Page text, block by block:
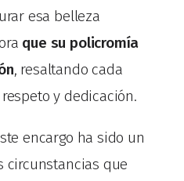
esa belleza
que su policromía
, resaltando cada
y dedicación.
encargo ha sido un
circunstancias que